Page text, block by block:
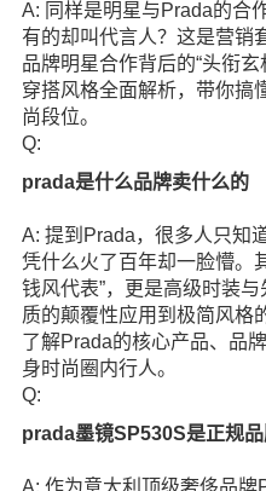
A: 同样是明星与Prada的合
有的却叫代言人？这是营销
品牌明星合作背后的“头衔
穿搭风格全面解析，带你搞
尚段位。
Q:
prada是什么品牌卖什么的
A: 提到Prada，很多人只知
凭什么火了百年却一脸懵。
钱风代表”，更是高级时装
质的颠覆性应用到极简风格
了解Prada的核心产品、品
身时尚圈内行人。
Q:
prada墨镜SP530S是正规
A: 作为意大利顶级奢侈品牌